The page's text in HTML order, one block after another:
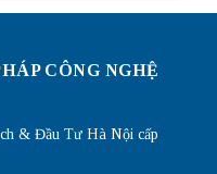
CÔNG NGHỆ
& Đầu Tư Hà Nội cấp